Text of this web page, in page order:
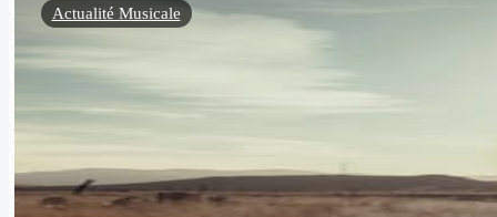
Actualité Musicale